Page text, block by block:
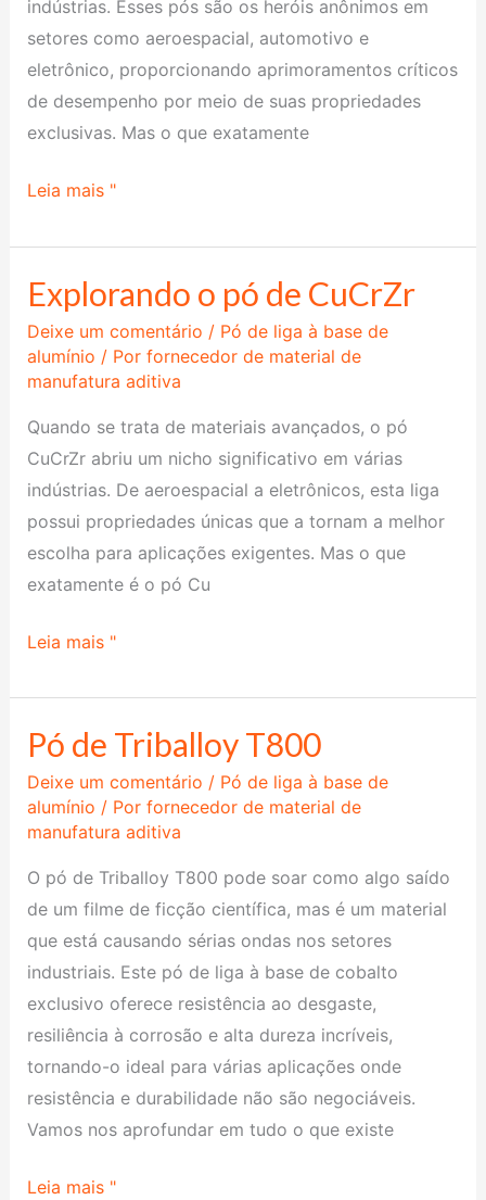
indústrias. Esses pós são os heróis anônimos em
setores como aeroespacial, automotivo e
eletrônico, proporcionando aprimoramentos críticos
de desempenho por meio de suas propriedades
exclusivas. Mas o que exatamente
liga
de
difusão
Leia mais "
Explorando o pó de CuCrZr
Deixe um comentário / Pó de liga à base de
alumínio / Por fornecedor de material de
manufatura aditiva
Quando se trata de materiais avançados, o pó
CuCrZr abriu um nicho significativo em várias
indústrias. De aeroespacial a eletrônicos, esta liga
possui propriedades únicas que a tornam a melhor
escolha para aplicações exigentes. Mas o que
exatamente é o pó Cu
Explorando
pó
de
Leia mais "
Pó de Triballoy T800
Deixe um comentário / Pó de liga à base de
alumínio / Por fornecedor de material de
manufatura aditiva
O pó de Triballoy T800 pode soar como algo saído
de um filme de ficção científica, mas é um material
que está causando sérias ondas nos setores
industriais. Este pó de liga à base de cobalto
exclusivo oferece resistência ao desgaste,
resiliência à corrosão e alta dureza incríveis,
tornando-o ideal para várias aplicações onde
resistência e durabilidade não são negociáveis.
Vamos nos aprofundar em tudo o que existe
Pó
de
Triballoy
T800
Leia mais "